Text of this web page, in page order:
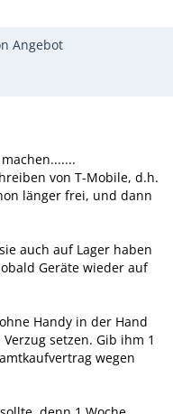
Angebot
von T-Mobile, d.h.
länger frei, und dann
auch auf Lager haben
Geräte wieder auf
Handy in der Hand
setzen. Gib ihm 1
wegen